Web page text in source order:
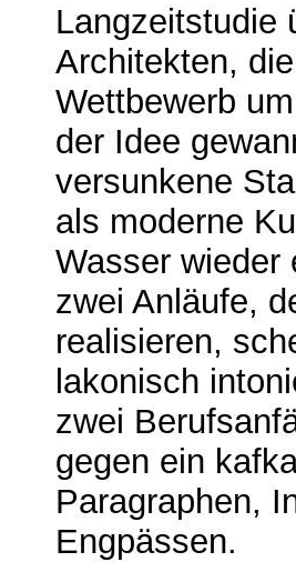
Langzeitstudie
Architekten,
Wettbewerb
der Idee
versunkene
als moderne
Wasser wieder
zwei Anläufe,
realisieren,
lakonisch
zwei
gegen ein
Paragraphen,
Engpässen.